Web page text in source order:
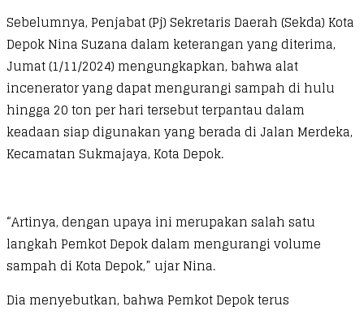
Sebelumnya, Penjabat (Pj) Sekretaris Daerah (Sekda) Kota
Depok Nina Suzana dalam keterangan yang diterima,
Jumat (1/11/2024) mengungkapkan, bahwa alat
incenerator yang dapat mengurangi sampah di hulu
hingga 20 ton per hari tersebut terpantau dalam
keadaan siap digunakan yang berada di Jalan Merdeka,
Kecamatan Sukmajaya, Kota Depok.
“Artinya, dengan upaya ini merupakan salah satu
langkah Pemkot Depok dalam mengurangi volume
sampah di Kota Depok,” ujar Nina.
Dia menyebutkan, bahwa Pemkot Depok terus